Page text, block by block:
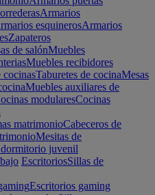
Armarios
esquinerosArmarios
Zapateros
de salónMuebles
Muebles recibidores
cocinasTaburetes de cocinaMesas
Muebles auxiliares de
modularesCocinas
matrimonioCabeceros de
Mesitas de
juvenil
EscritoriosSillas de
Escritorios gaming